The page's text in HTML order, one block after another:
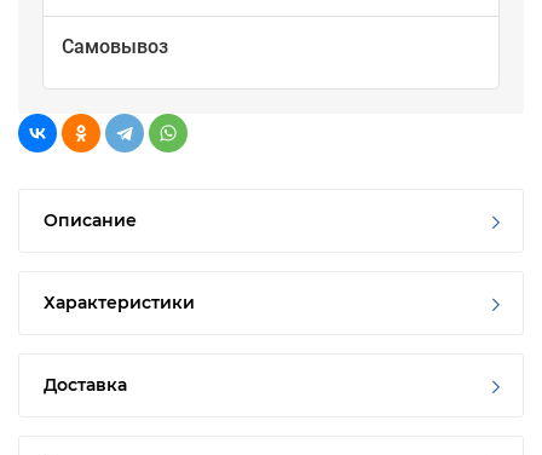
Самовывоз
Описание
Характеристики
Доставка